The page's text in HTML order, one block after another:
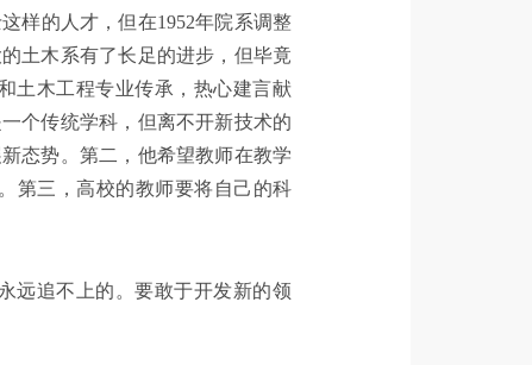
样的人才，但在1952年院系调整
土木系有了长足的进步，但毕竟
土木工程专业传承，热心建言献
个传统学科，但离不开新技术的
态势。第二，他希望教师在教学
第三，高校的教师要将自己的科
远追不上的。要敢于开发新的领